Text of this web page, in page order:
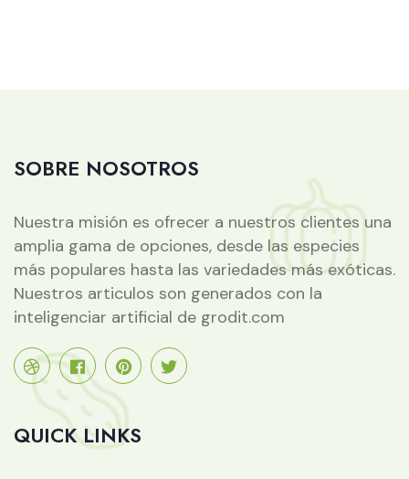
SOBRE NOSOTROS
Nuestra misión es ofrecer a nuestros clientes una
amplia gama de opciones, desde las especies
más populares hasta las variedades más exóticas.
Nuestros articulos son generados con la
inteligenciar artificial de grodit.com
QUICK LINKS